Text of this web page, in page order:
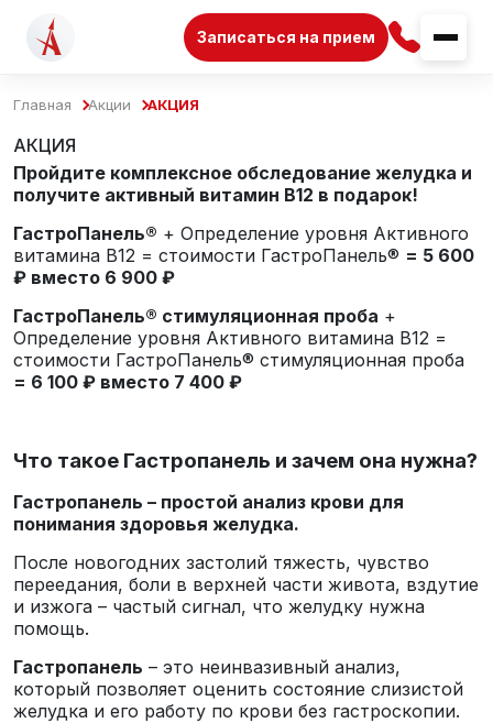
Записаться на прием
Главная Акции АКЦИЯ
АКЦИЯ
Пройдите комплексное обследование желудка и
получите активный витамин B12 в подарок!
ГастроПанель® + Определение уровня Активного
витамина B12 = стоимости ГастроПанель® = 5 600
₽ вместо 6 900 ₽
ГастроПанель® стимуляционная проба +
Определение уровня Активного витамина B12 =
стоимости ГастроПанель® стимуляционная проба
= 6 100 ₽ вместо 7 400 ₽
Что такое Гастропанель и зачем она нужна?
Гастропанель – простой анализ крови для
понимания здоровья желудка.
После новогодних застолий тяжесть, чувство
переедания, боли в верхней части живота, вздутие
и изжога – частый сигнал, что желудку нужна
помощь.
Гастропанель – это неинвазивный анализ,
который позволяет оценить состояние слизистой
желудка и его работу по крови без гастроскопии.